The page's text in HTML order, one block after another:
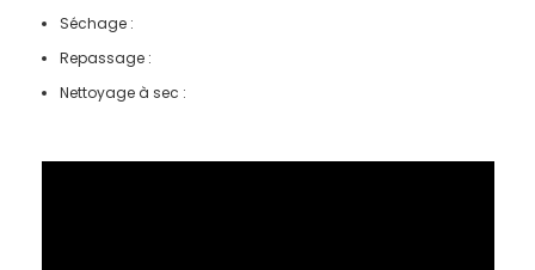
Séchage :
Repassage :
Nettoyage à sec :